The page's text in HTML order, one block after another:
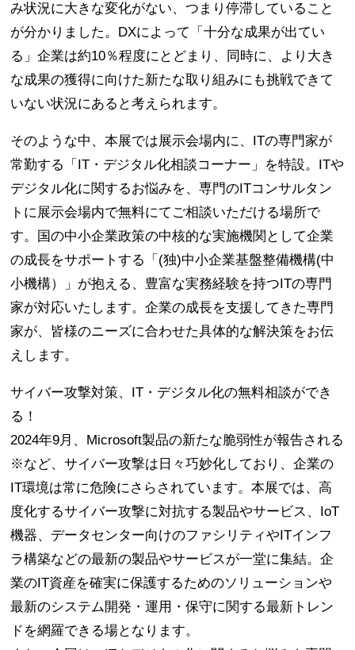
み状況に大きな変化がない、つまり停滞していること
が分かりました。DXによって「十分な成果が出てい
る」企業は約10％程度にとどまり、同時に、より大き
な成果の獲得に向けた新たな取り組みにも挑戦できて
いない状況にあると考えられます。
そのような中、本展では展示会場内に、ITの専門家が
常勤する「IT・デジタル化相談コーナー」を特設。ITや
デジタル化に関するお悩みを、専門のITコンサルタン
トに展示会場内で無料にてご相談いただける場所で
す。国の中小企業政策の中核的な実施機関として企業
の成長をサポートする「(独)中小企業基盤整備機構(中
小機構）」が抱える、豊富な実務経験を持つITの専門
家が対応いたします。企業の成長を支援してきた専門
家が、皆様のニーズに合わせた具体的な解決策をお伝
えします。
サイバー攻撃対策、IT・デジタル化の無料相談ができ
る！
2024年9月、Microsoft製品の新たな脆弱性が報告される
※など、サイバー攻撃は日々巧妙化しており、企業の
IT環境は常に危険にさらされています。本展では、高
度化するサイバー攻撃に対抗する製品やサービス、IoT
機器、データセンター向けのファシリティやITインフ
ラ構築などの最新の製品やサービスが一堂に集結。企
業のIT資産を確実に保護するためのソリューションや
最新のシステム開発・運用・保守に関する最新トレン
ドを網羅できる場となります。